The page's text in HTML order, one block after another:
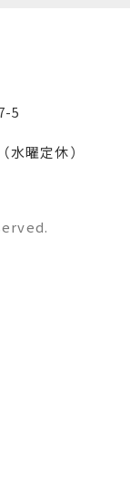
5
曜定休）